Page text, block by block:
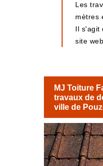
Les
mètres
Il s'agit
site
MJ Toiture
travaux de
ville de